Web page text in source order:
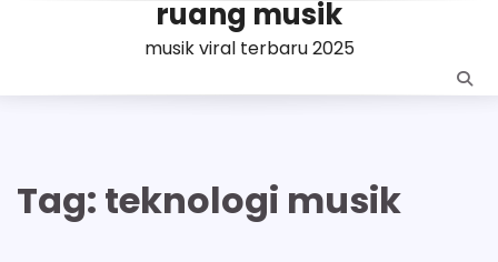
ruang musik
musik viral terbaru 2025
Tag: teknologi musik